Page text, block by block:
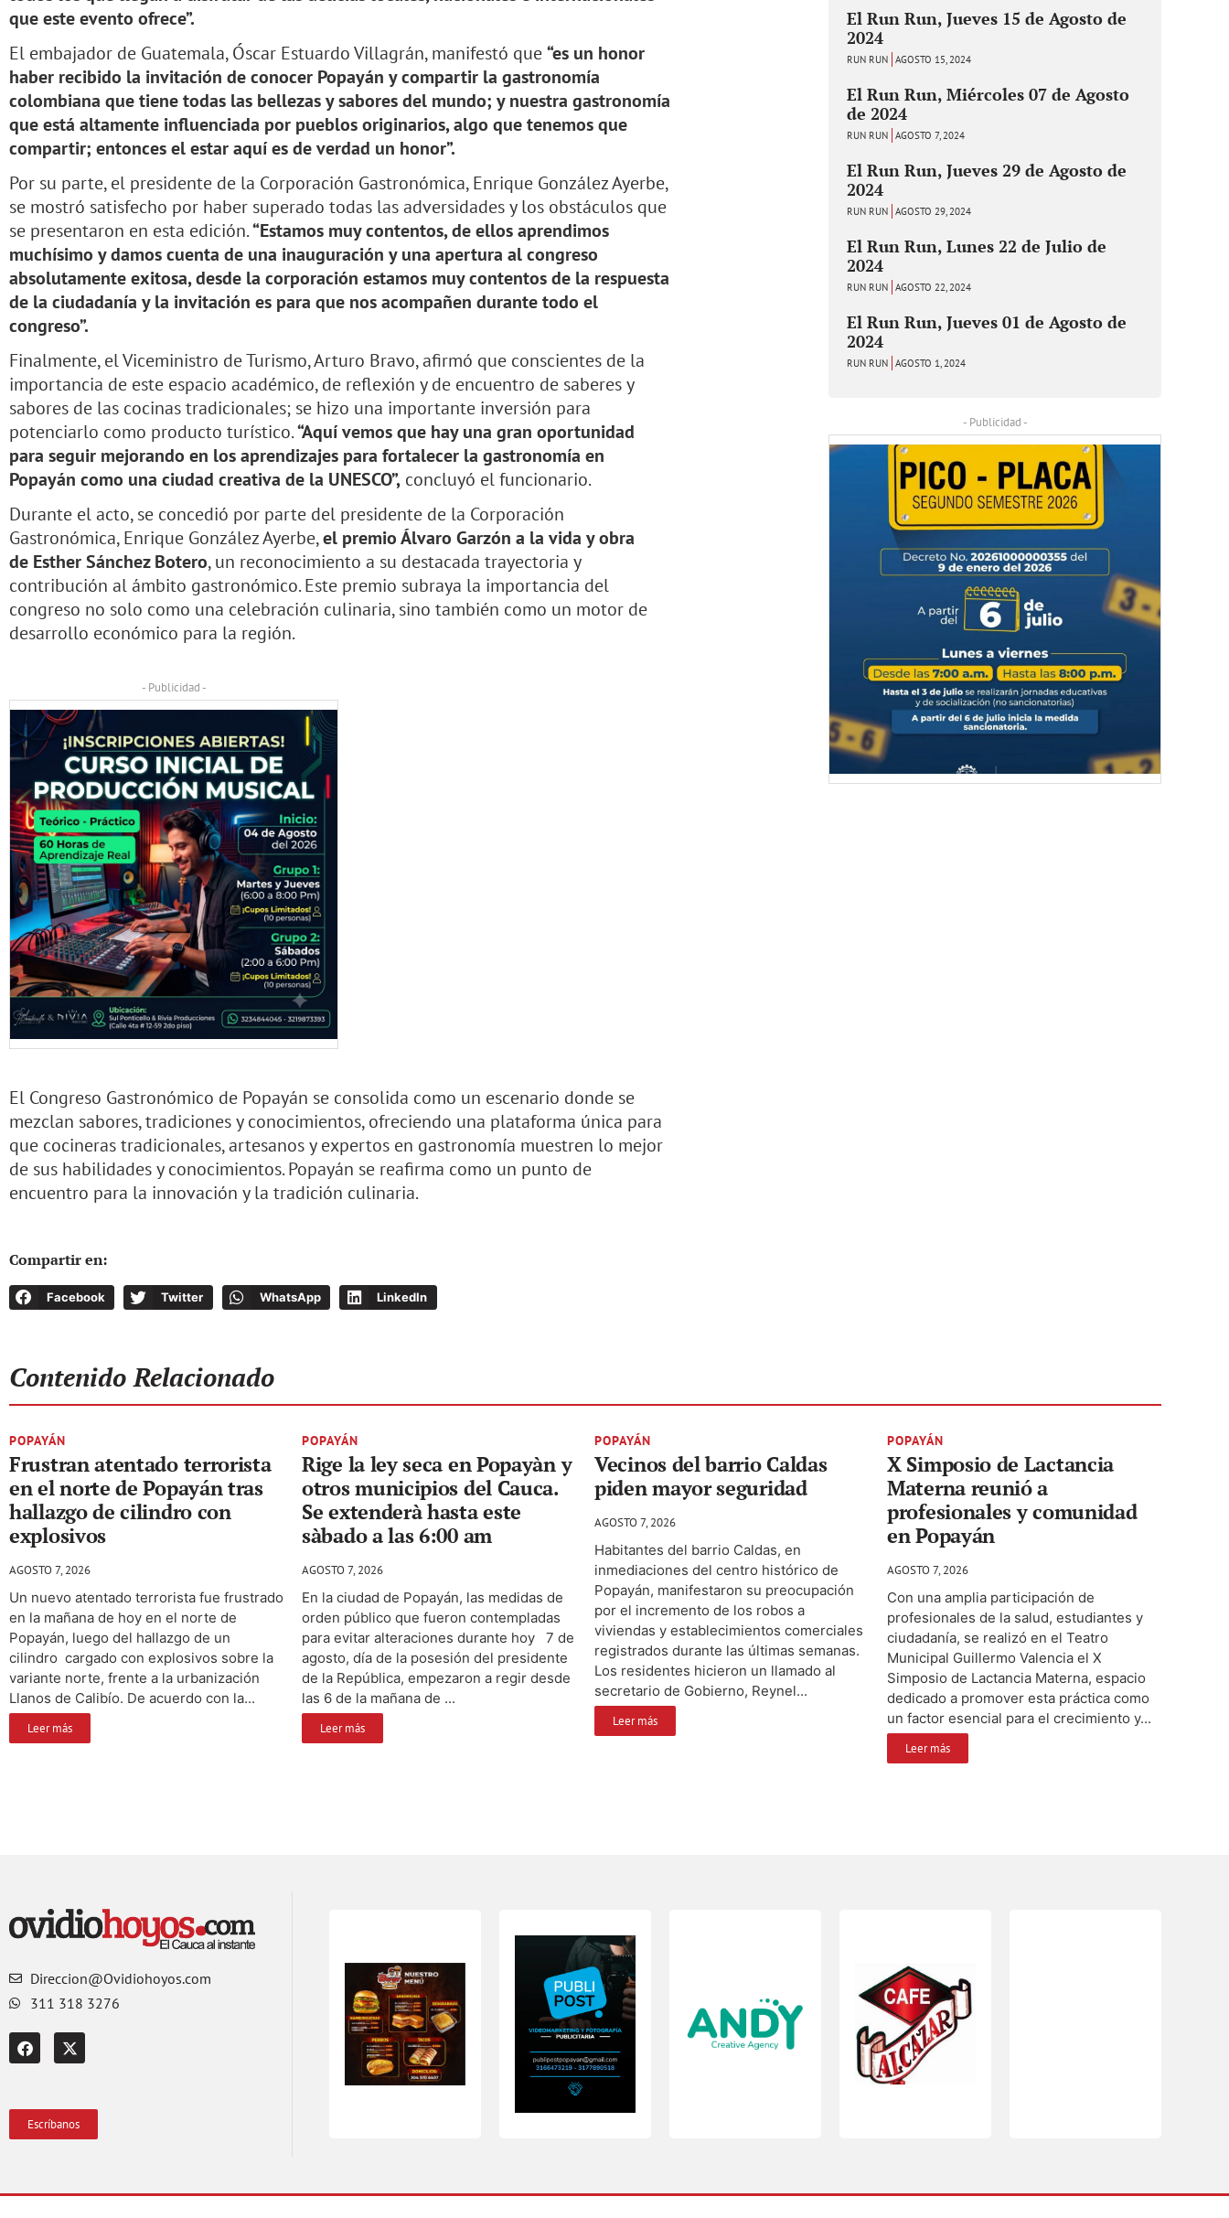
que este evento ofrece”.
El embajador de Guatemala, Óscar Estuardo Villagrán, manifestó que“es un honor
haber recibido la invitación de conocer Popayán y compartir la gastronomía
colombiana que tiene todas las bellezas y sabores del mundo; y nuestra gastronomía
que está altamente influenciada por pueblos originarios, algo que tenemos que
compartir; entonces el estar aquí es de verdad un honor”.
Por su parte, el presidente de la Corporación Gastronómica, Enrique González Ayerbe,
se mostró satisfecho por haber superado todas las adversidades y los obstáculos que
se presentaron en esta edición.“Estamos muy contentos, de ellos aprendimos
muchísimo y damos cuenta de una inauguración y una apertura al congreso
absolutamente exitosa, desde la corporación estamos muy contentos de la respuesta
de la ciudadanía y la invitación es para que nos acompañen durante todo el
congreso”.
Finalmente, el Viceministro de Turismo, Arturo Bravo, afirmó que conscientes de la
importancia de este espacio académico, de reflexión y de encuentro de saberes y
sabores de las cocinas tradicionales; se hizo una importante inversión para
potenciarlo como producto turístico.“Aquí vemos que hay una gran oportunidad
para seguir mejorando en los aprendizajes para fortalecer la gastronomía en
Popayán como una ciudad creativa de la UNESCO”, concluyó el funcionario.
Durante el acto, se concedió por parte del presidente de la Corporación
Gastronómica, Enrique González Ayerbe,el premio Álvaro Garzón a la vida y obra
de Esther Sánchez Botero, un reconocimiento a su destacada trayectoria y
contribución al ámbito gastronómico. Este premio subraya la importancia del
congreso no solo como una celebración culinaria, sino también como un motor de
desarrollo económico para la región.
- Publicidad -
El Congreso Gastronómico de Popayán se consolida como un escenario donde se
mezclan sabores, tradiciones y conocimientos, ofreciendo una plataforma única para
que cocineras tradicionales, artesanos y expertos en gastronomía muestren lo mejor
de sus habilidades y conocimientos. Popayán se reafirma como un punto de
encuentro para la innovación y la tradición culinaria.
Compartir en:
Facebook Twitter WhatsApp LinkedIn
El Run Run, Jueves 15 de Agosto de
2024
RUN RUN AGOSTO 15, 2024
El Run Run, Miércoles 07 de Agosto
de 2024
RUN RUN AGOSTO 7, 2024
El Run Run, Jueves 29 de Agosto de
2024
RUN RUN AGOSTO 29, 2024
El Run Run, Lunes 22 de Julio de
2024
RUN RUN AGOSTO 22, 2024
El Run Run, Jueves 01 de Agosto de
2024
RUN RUN AGOSTO 1, 2024
- Publicidad -
Contenido Relacionado
POPAYÁN
Frustran atentado terrorista
en el norte de Popayán tras
hallazgo de cilindro con
explosivos
AGOSTO 7, 2026
Un nuevo atentado terrorista fue frustrado
en la mañana de hoy en el norte de
Popayán, luego del hallazgo de un
cilindro cargado con explosivos sobre la
variante norte, frente a la urbanización
Llanos de Calibío. De acuerdo con la...
Leer más
POPAYÁN
Rige la ley seca en Popayàn y
otros municipios del Cauca.
Se extenderà hasta este
sàbado a las 6:00 am
AGOSTO 7, 2026
En la ciudad de Popayán, las medidas de
orden público que fueron contempladas
para evitar alteraciones durante hoy 7 de
agosto, día de la posesión del presidente
de la República, empezaron a regir desde
las 6 de la mañana de ...
Leer más
POPAYÁN
Vecinos del barrio Caldas
piden mayor seguridad
AGOSTO 7, 2026
Habitantes del barrio Caldas, en
inmediaciones del centro histórico de
Popayán, manifestaron su preocupación
por el incremento de los robos a
viviendas y establecimientos comerciales
registrados durante las últimas semanas.
Los residentes hicieron un llamado al
secretario de Gobierno, Reynel...
Leer más
POPAYÁN
X Simposio de Lactancia
Materna reunió a
profesionales y comunidad
en Popayán
AGOSTO 7, 2026
Con una amplia participación de
profesionales de la salud, estudiantes y
ciudadanía, se realizó en el Teatro
Municipal Guillermo Valencia el X
Simposio de Lactancia Materna, espacio
dedicado a promover esta práctica como
un factor esencial para el crecimiento y...
Leer más
Direccion@Ovidiohoyos.com
311 318 3276
Escríbanos